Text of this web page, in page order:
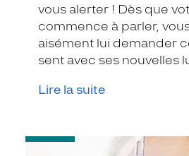
vous alerter ! Dès que
commence à parler,
aisément lui demander
sent avec ses nouvelles
sera pas toujours très
Lire la suite
-